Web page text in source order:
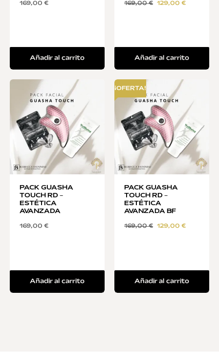
169,00 €
Añadir al carrito
169,00€ 129,00 €
Añadir al carrito
PACK GUASHA
TOUCH RD –
ESTÉTICA
AVANZADA
169,00 €
Añadir al carrito
¡OFERTA!
PACK GUASHA
TOUCH RD –
ESTÉTICA
AVANZADA BF
169,00€ 129,00 €
Añadir al carrito